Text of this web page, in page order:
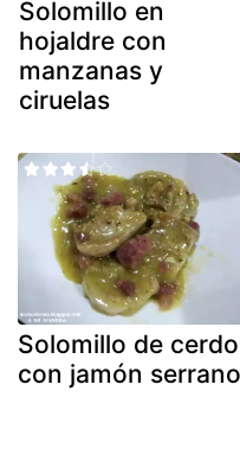
Solomillo en
hojaldre con
manzanas y
ciruelas
Solomillo de cerdo
con jamón serrano